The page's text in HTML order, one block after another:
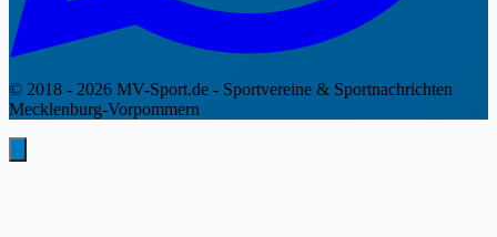
© 2018 - 2026 MV-Sport.de - Sportvereine & Sportnachrichten
Mecklenburg-Vorpommern